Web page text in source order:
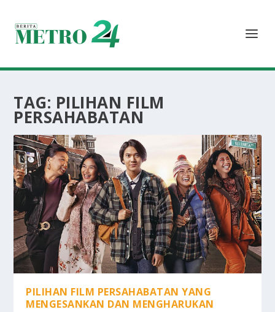
TAG: PILIHAN FILM
PERSAHABATAN
PILIHAN FILM PERSAHABATAN YANG
MENGESANKAN DAN MENGHARUKAN